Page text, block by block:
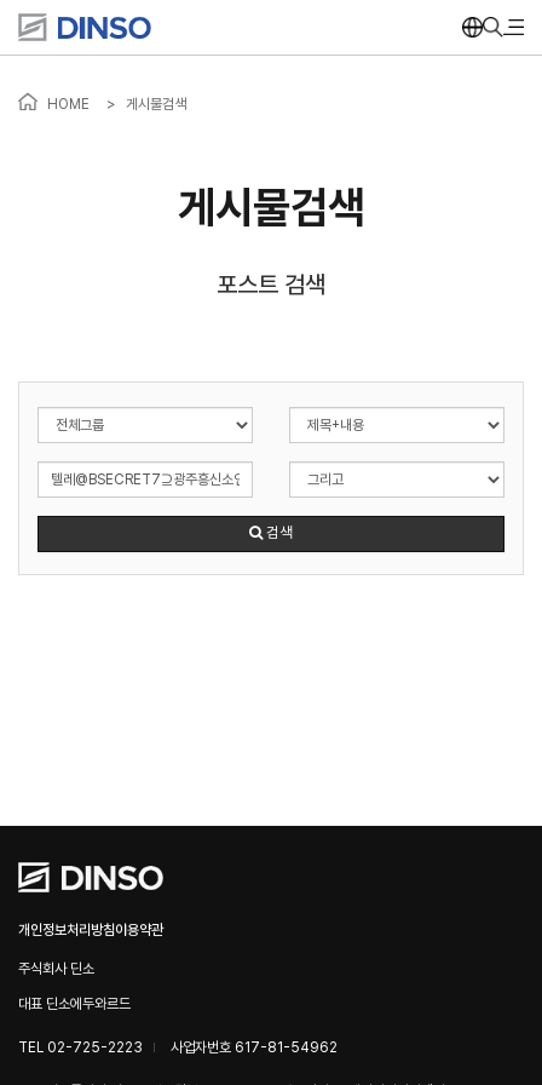
HOME > 게시물검색
게시물검색
포스트 검색
검색
개인정보처리방침이용약관
주식회사 딘소
대표 딘소에두와르드
TEL 02-725-2223 사업자번호 617-81-54962